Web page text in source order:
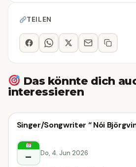
TEILEN
Das könnte dich
interessieren
Konzert
Riezlern
Konzert
Singer/Songwriter “ Nói
– Do, 4. Jun 2026